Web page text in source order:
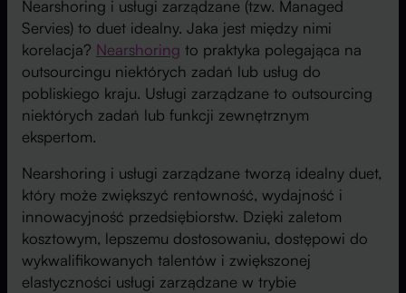
Nearshoring i usługi zarządzane (tzw. Managed
Servies) to duet idealny. Jaka jest między nimi
korelacja? Nearshoring to praktyka polegająca na
outsourcingu niektórych zadań lub usług do
pobliskiego kraju. Usługi zarządzane to outsourcing
niektórych zadań lub funkcji zewnętrznym
ekspertom.
Nearshoring i usługi zarządzane tworzą idealny duet,
który może zwiększyć rentowność, wydajność i
innowacyjność przedsiębiorstw. Dzięki zaletom
kosztowym, lepszemu dostosowaniu, dostępowi do
wykwalifikowanych talentów i zwiększonej
elastyczności usługi zarządzane w trybie